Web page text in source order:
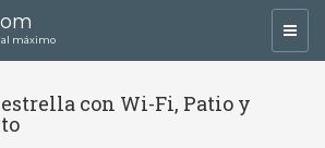
al máximo
con Wi-Fi, Patio y